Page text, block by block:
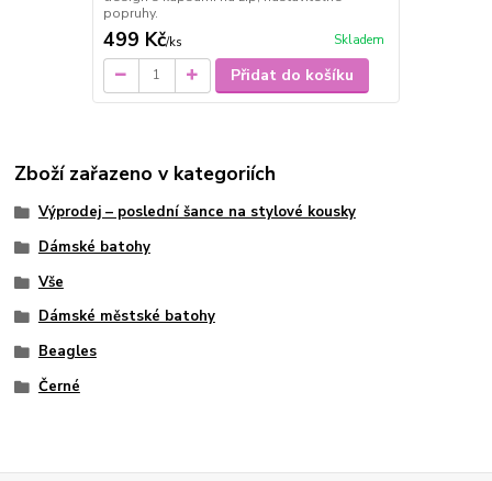
popruhy.
499 Kč/ks Skladem
Přidat do košíku
Zboží zařazeno v kategoriích
Výprodej – poslední šance na stylové kousky
Dámské batohy
Vše
Dámské městské batohy
Beagles
Černé